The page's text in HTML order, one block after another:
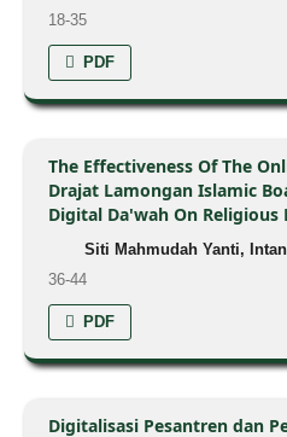
18-35
PDF
The Effectiveness Of The
Drajat Lamongan Islamic
Digital Da'wah On Religious
Siti Mahmudah Yanti,
36-44
PDF
Digitalisasi Pesantren dan